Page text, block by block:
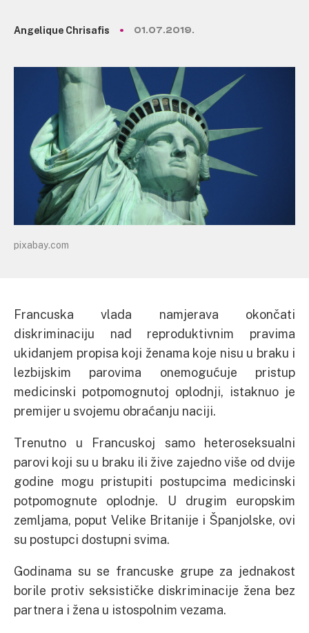
Angelique Chrisafis 01.07.2019.
pixabay.com
Francuska vlada namjerava okončati
diskriminaciju nad reproduktivnim pravima
ukidanjem propisa koji ženama koje nisu u braku i
lezbijskim parovima onemogućuje pristup
medicinski potpomognutoj oplodnji, istaknuo je
premijer u svojemu obraćanju naciji.
Trenutno u Francuskoj samo heteroseksualni
parovi koji su u braku ili žive zajedno više od dvije
godine mogu pristupiti postupcima medicinski
potpomognute oplodnje. U drugim europskim
zemljama, poput Velike Britanije i Španjolske, ovi
su postupci dostupni svima.
Godinama su se francuske grupe za jednakost
borile protiv seksističke diskriminacije žena bez
partnera i žena u istospolnim vezama.